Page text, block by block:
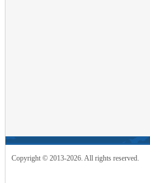
Copyright © 2013-2026. All rights reserved.